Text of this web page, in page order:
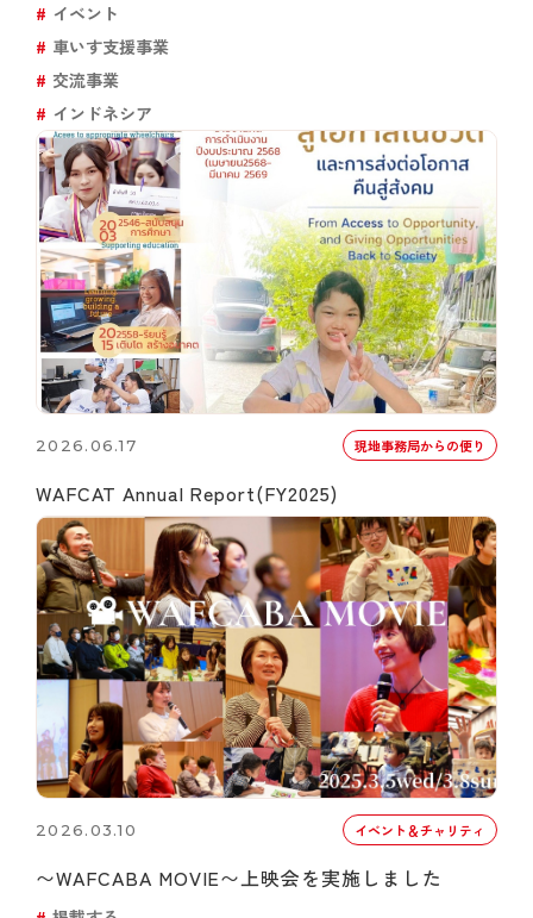
イベント
車いす支援事業
交流事業
インドネシア
2026.06.17 現地事務局からの便り
WAFCAT Annual Report(FY2025)
2026.03.10 イベント＆チャリティ
〜WAFCABA MOVIE〜上映会を実施しました